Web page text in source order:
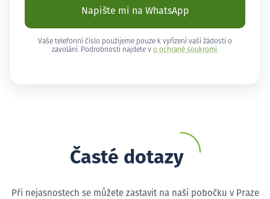
Napište mi na WhatsApp
Vaše telefonní číslo použijeme pouze k vyřízení vaší žádosti o
zavolání. Podrobnosti najdete v o ochraně soukromí .
Časté dotazy
Při nejasnostech se můžete zastavit na naši pobočku v Praze